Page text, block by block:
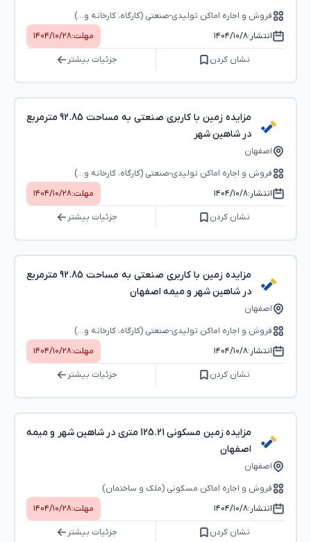
فروش و اجاره اماکن تولیدی-صنعتی (کارگاه، کارخانه و...)
انتشار:۱۴۰۴/۱۰/۸ مهلت:۱۴۰۴/۱۰/۲۸
نشان کردن جزئیات بیشتر
مزایده زمین با کاربری صنعتی به مساحت 92.85 مترمربع
در شاهین شهر
اصفهان
فروش و اجاره اماکن تولیدی-صنعتی (کارگاه، کارخانه و...)
انتشار:۱۴۰۴/۱۰/۸ مهلت:۱۴۰۴/۱۰/۲۸
نشان کردن جزئیات بیشتر
مزایده زمین با کاربری صنعتی به مساحت 92.85 مترمربع
در شاهین شهر و میمه اصفهان
اصفهان
فروش و اجاره اماکن تولیدی-صنعتی (کارگاه، کارخانه و...)
انتشار:۱۴۰۴/۱۰/۸ مهلت:۱۴۰۴/۱۰/۲۸
نشان کردن جزئیات بیشتر
مزایده زمین مسکونی 125.21 متری در شاهین شهر و میمه
اصفهان
اصفهان
فروش و اجاره اماکن مسکونی (ملک و ساختمان)
انتشار:۱۴۰۴/۱۰/۸ مهلت:۱۴۰۴/۱۰/۲۸
نشان کردن جزئیات بیشتر